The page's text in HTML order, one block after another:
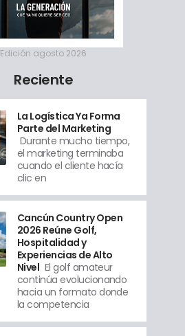
Edición agosto 2026
Reciente
La Logística Ya Forma
Parte del Marketing
Durante mucho tiempo,
el marketing terminaba
cuando el cliente hacía
clic en
Cancún Country Open
2026 Reúne Golf,
Hospitalidad y
Experiencias de Alto
Nivel El golf amateur
continúa evolucionando
hacia un formato donde
la competencia